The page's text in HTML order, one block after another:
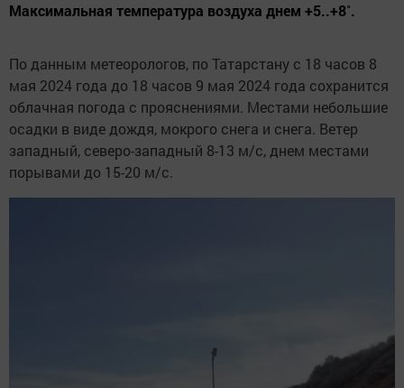
Максимальная температура воздуха днем +5..+8˚.
По данным метеорологов, по Татарстану с 18 часов 8
мая 2024 года до 18 часов 9 мая 2024 года сохранится
облачная погода с прояснениями. Местами небольшие
осадки в виде дождя, мокрого снега и снега. Ветер
западный, северо-западный 8-13 м/с, днем местами
порывами до 15-20 м/с.